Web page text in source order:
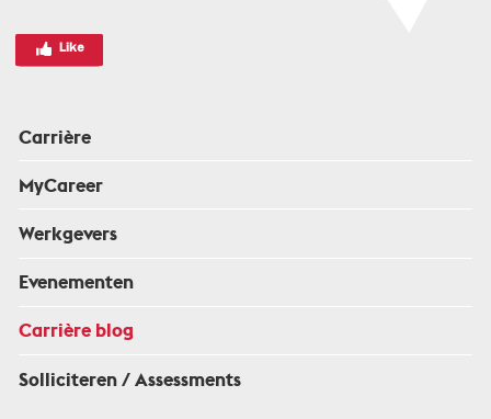
Carrière
MyCareer
Werkgevers
Evenementen
Carrière blog
Solliciteren / Assessments
Like